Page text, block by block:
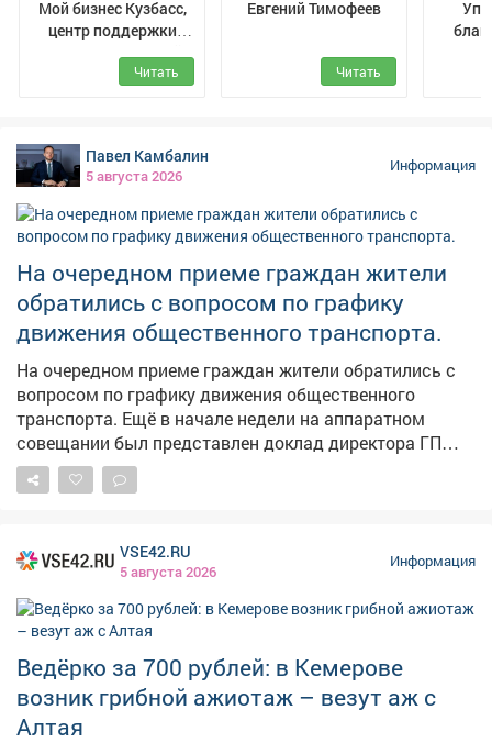
Мой бизнес Кузбасс,
центр поддержки
предпринимателей
Читать
Евгений Тимофеев
Читать
Павел Камбалин
5 августа 2026
Информация
На очередном приеме граждан жители
обратились с вопросом по графику
движения общественного транспорта.
На очередном приеме граждан жители обратились с
вопросом по графику движения общественного
транспорта. Ещё в начале недели на аппаратном
совещании был представлен доклад директора ГП
АТП о работе предприятия. Было поручено учесть
пожелания жителей, хотя понимаю, что всем не
благоустройства дворов, капитального ремонта
домов, личные проблемы правового характера.
Попасть на прием по личным вопросам можно
каждые первую и третью среды месяца по адресу пр.
Строителей 18, общественная приемная граждан.
Предварительная запись по телефону: 2-75-04.
VSE42.RU
5 августа 2026
Информация
Ведёрко за 700 рублей: в Кемерове
возник грибной ажиотаж – везут аж с
Алтая